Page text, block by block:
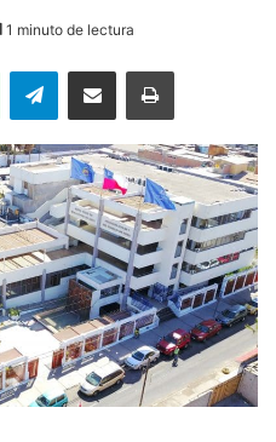
1 minuto de lectura
WhatsAppTelegramEnviar vía email Imprimir